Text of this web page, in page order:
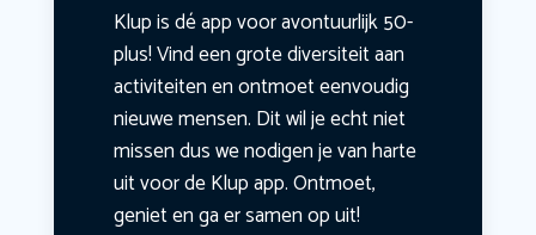
Klup is dé app voor avontuurlijk 50-
plus! Vind een grote diversiteit aan
activiteiten en ontmoet eenvoudig
nieuwe mensen. Dit wil je echt niet
missen dus we nodigen je van harte
uit voor de Klup app. Ontmoet,
geniet en ga er samen op uit!